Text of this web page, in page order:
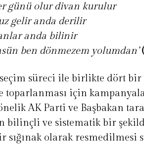
günü olur divan kurulur
gelir anda derilir
anda bilinir
ben dönmezem yolumdan’
seçim süreci ile birlikte dört
toparlanması için
AK Parti ve Başbakan
bilinçli ve sistematik bir
sığınak olarak resmedilmesi